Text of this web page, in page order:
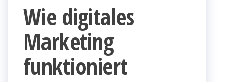
Wie digitales
Marketing
funktioniert